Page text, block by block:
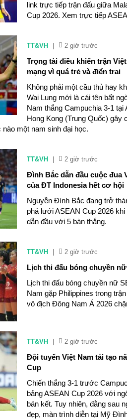
link trực tiếp trận đấu giữa
Cup 2026. Xem trực tiếp
TT&VH 2 giờ trước
Trọng tài điều khiển trận
mạng vì quá trẻ và điển trai
Không phải một cầu thủ hay
Wai Lung mới là cái tên bất
Nam thắng Campuchia 3-1
Hong Kong (Trung Quốc) gây
một nam sinh đại học.
TT&VH 2 giờ trước
Đình Bắc dẫn đầu cuộc đua
của ĐT Indonesia hết cơ hội
Nguyễn Đình Bắc đang trở
phá lưới ASEAN Cup 2026
dẫn đầu với 5 bàn thắng.
TT&VH 2 giờ trước
Lịch thi đấu bóng chuyền nữ
Lịch thi đấu bóng chuyền nữ
Nam gặp Philippines trong
vô địch Đông Nam Á 2026
TT&VH 2 giờ trước
Đội tuyển Việt Nam tái tạo
Cup
Chiến thắng 3-1 trước
bảng ASEAN Cup 2026 với
bán kết. Tuy nhiên, đằng sau
đẹp, màn trình diễn tại Mỹ